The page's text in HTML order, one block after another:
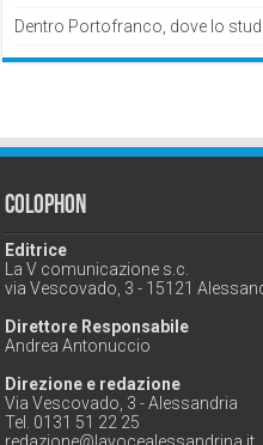
Dentro Portofranco, dove lo
Colophon
Editrice
La V comunicazione s.c.
via Vescovado, 3 - 15121
Direttore Responsabile
Andrea Antonuccio
Direzione e redazione
Via Vescovado, 3 - Alessandria
Tel. 0131 51 22 25